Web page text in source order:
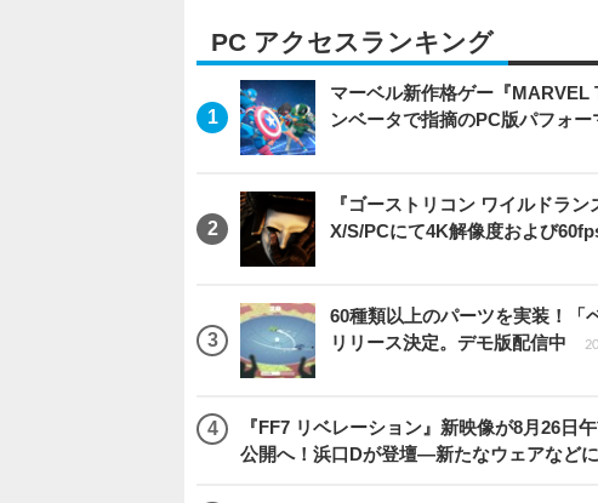
PC アクセスランキング
マーベル新作格ゲー『
ンベータで指摘のPC版パフォ
『ゴーストリコン ワイルドラ
X/S/PCにて4K解像度および
60種類以上のパーツを実装！「
リリース決定。デモ版配信中
『FF7 リベレーション』新映像が8月26
公開へ！浜口Dが登壇―新たなウェアなど